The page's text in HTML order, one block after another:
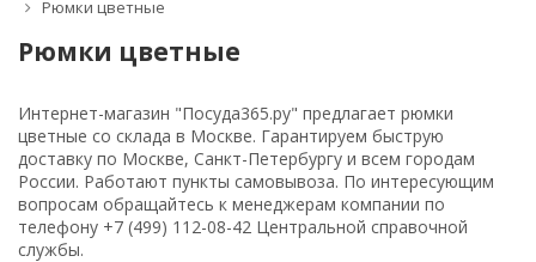
Рюмки цветные
Рюмки цветные
Интернет-магазин "Посуда365.ру" предлагает рюмки
цветные со склада в Москве. Гарантируем быструю
доставку по Москве, Санкт-Петербургу и всем городам
России. Работают пункты самовывоза. По интересующим
вопросам обращайтесь к менеджерам компании по
телефону +7 (499) 112-08-42 Центральной справочной
службы.